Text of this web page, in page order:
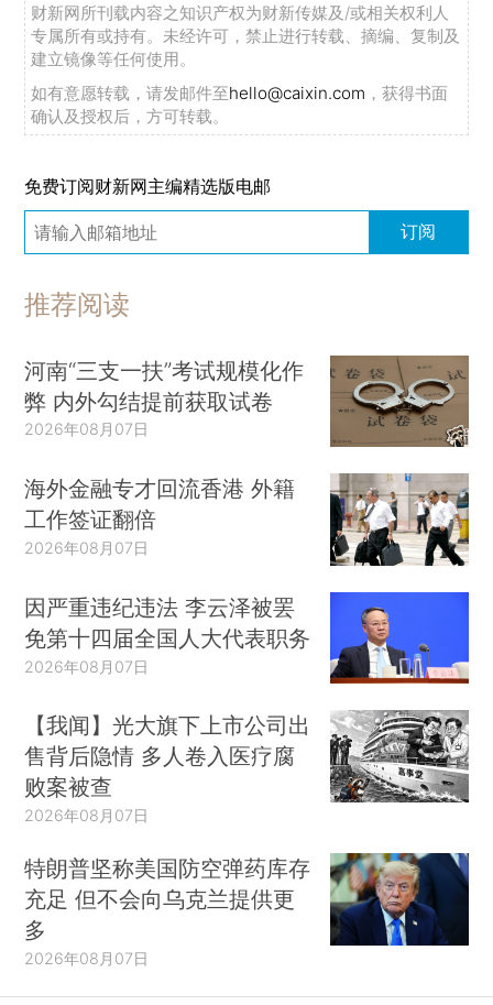
财新网所刊载内容之知识产权为财新传媒及/或相关权利人
专属所有或持有。未经许可，禁止进行转载、摘编、复制及
建立镜像等任何使用。
如有意愿转载，请发邮件至hello@caixin.com ，获得书面
确认及授权后，方可转载。
免费订阅财新网主编精选版电邮
订阅
推荐阅读
河南“三支一扶”考试规模化作
弊 内外勾结提前获取试卷
2026年08月07日
海外金融专才回流香港 外籍
工作签证翻倍
2026年08月07日
因严重违纪违法 李云泽被罢
免第十四届全国人大代表职务
2026年08月07日
【我闻】光大旗下上市公司出
售背后隐情 多人卷入医疗腐
败案被查
2026年08月07日
特朗普坚称美国防空弹药库存
充足 但不会向乌克兰提供更
多
2026年08月07日